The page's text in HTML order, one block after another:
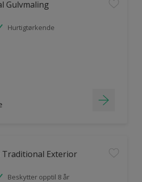
Gulvmaling
Hurtigtørkende
Exterior
Beskytter opptil 8 år